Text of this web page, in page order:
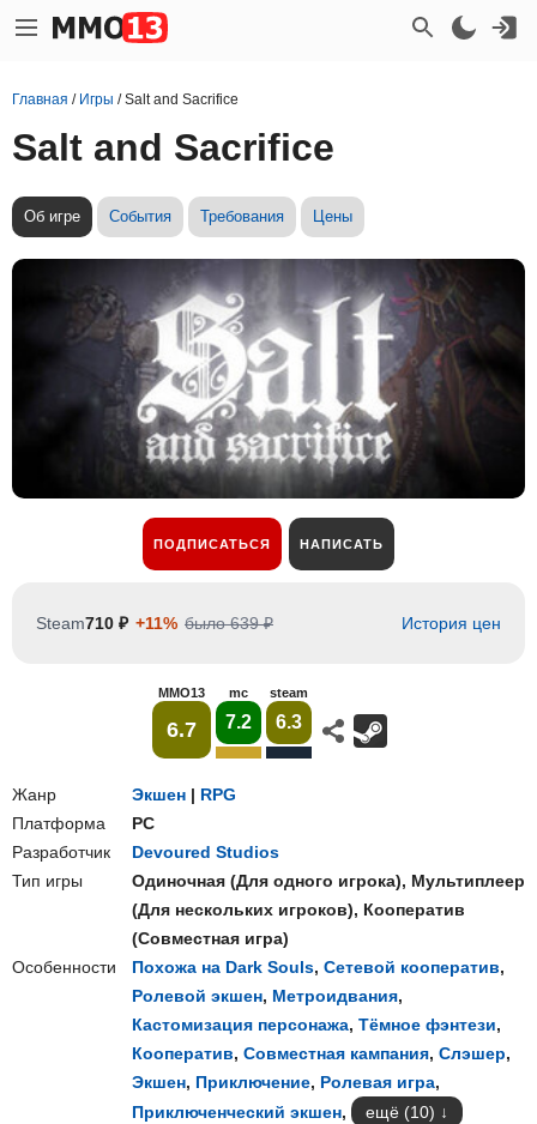
Главная / Игры /Salt and Sacrifice
Salt and Sacrifice
Об игре События Требования Цены
ПОДПИСАТЬСЯ НАПИСАТЬ
Steam710 ₽ +11% было 639 ₽ История цен
MMO13
6.7
mc
7.2
steam
6.3
Жанр Экшен | RPG
Платформа
PC
Разработчик
Devoured Studios
Тип игры
Одиночная (Для одного игрока), Мультиплеер
(Для нескольких игроков), Кооператив
(Совместная игра)
Особенности
Похожа на Dark Souls, Сетевой кооператив,
Ролевой экшен, Метроидвания,
Кастомизация персонажа, Тёмное фэнтези,
Кооператив, Совместная кампания, Слэшер,
Экшен, Приключение, Ролевая игра,
Приключенческий экшен, ещё (10)